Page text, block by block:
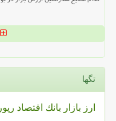
تگها
ارز بازار بانك اقتصاد